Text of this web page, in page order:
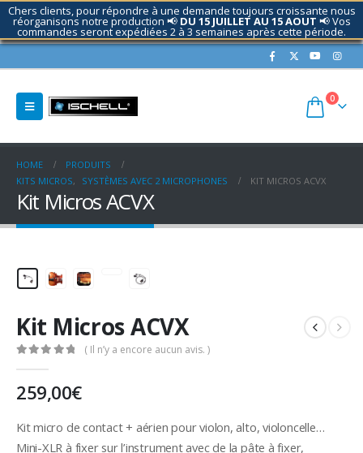
Chers clients, pour répondre à une demande toujours croissante nous
réorganisons notre production 📢 DU 15 JUILLET AU 15 AOUT 📢 Vos
commandes seront expédiées 2 à 3 semaines après cette période.
Contactez nous si nécessaire.
0
HOME
PRODUITS
KITS MICROS, SYSTÈMES AVEC 2 MICROPHONES KIT MICROS ACVX
Kit Micros ACVX
Kit Micros ACVX
( Il n’y a encore aucun avis. )
259,00€
Kit micro de contact + aérien pour violon, alto, violoncelle…
Mini-XLR à fixer sur l’instrument avec de la pâte à fixer,